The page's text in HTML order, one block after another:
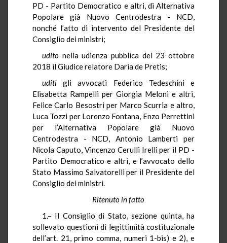
PD - Partito Democratico e altri, di Alternativa
Popolare già Nuovo Centrodestra - NCD,
nonché l’atto di intervento del Presidente del
Consiglio dei ministri;
udito nella udienza pubblica del 23 ottobre
2018 il Giudice relatore Daria de Pretis;
uditigli avvocati Federico Tedeschini e
Elisabetta Rampelli per Giorgia Meloni e altri,
Felice Carlo Besostriper MarcoScurria e altro,
Luca Tozzi per Lorenzo Fontana, Enzo Perrettini
per l’Alternativa Popolare già Nuovo
Centrodestra - NCD, Antonio Lamberti per
Nicola Caputo, Vincenzo CerulliIrelli per il PD -
Partito Democratico e altri, e l’avvocato dello
Stato Massimo Salvatorelli per il Presidente del
Consiglio dei ministri.
Ritenuto in fatto
1.– Il Consiglio di Stato, sezione quinta, ha
sollevato questioni di legittimità costituzionale
dell’art. 21, primo comma, numeri 1-bis) e 2), e